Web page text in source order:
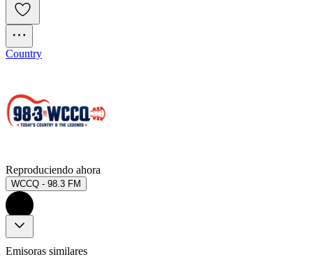
Country
Reproduciendo ahora
WCCQ - 98.3 FM
Emisoras similares